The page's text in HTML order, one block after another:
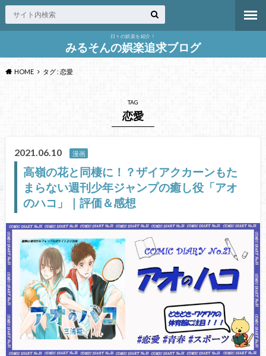
日々の娯楽を紹介！
みるそんの娯楽追求ブログ
HOME タグ : 恋愛
TAG
恋愛
2021.06.10 漫画
高嶺の花と同棲に！？ザイアクカーンもた
まらない週刊少年ジャンプの癒し役「アオ
のハコ」｜評価＆感想